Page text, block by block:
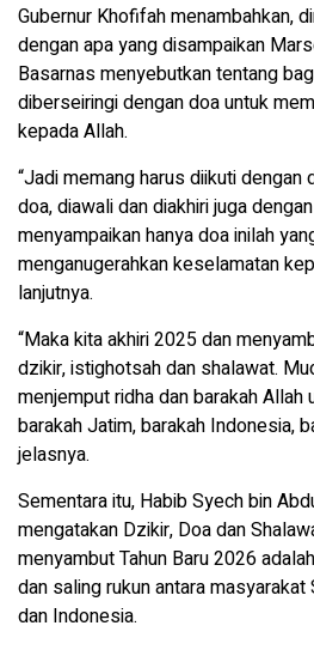
Gubernur Khofifah menambahkan,
dengan apa yang disampaikan
Basarnas menyebutkan tentang
diberseiringi dengan doa untuk
kepada Allah.
“Jadi memang harus diikuti dengan
doa, diawali dan diakhiri juga
menyampaikan hanya doa inilah
menganugerahkan keselamatan
lanjutnya.
“Maka kita akhiri 2025 dan
dzikir, istighotsah dan shalawat.
menjemput ridha dan barakah Allah
barakah Jatim, barakah Indonesia,
jelasnya.
Sementara itu, Habib Syech bin
mengatakan Dzikir, Doa dan
menyambut Tahun Baru 2026
dan saling rukun antara masyarakat
dan Indonesia.